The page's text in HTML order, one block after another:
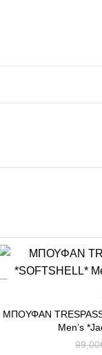
ΜΠΟΥΦΑΝ
Men’s
99,00